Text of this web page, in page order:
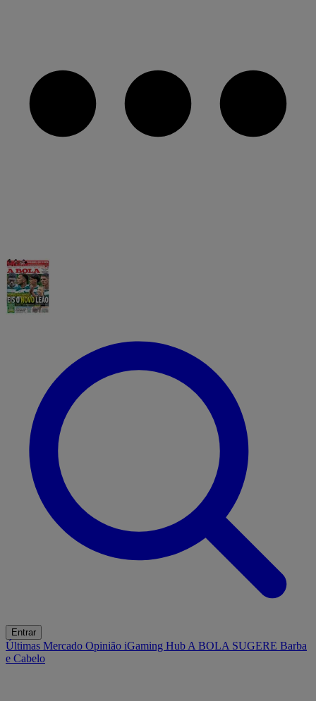
Entrar
Últimas Mercado Opinião iGaming Hub A BOLA SUGERE Barba
e Cabelo